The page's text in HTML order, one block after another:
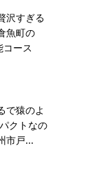
沢すぎる
魚町の
コース
で猿のよ
クトなの
市戸...